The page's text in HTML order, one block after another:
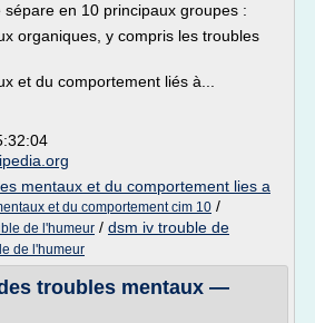
en 10 principaux groupes :
organiques, y compris les troubles
et du comportement liés à...
mentaux et du comportement lies a
et du comportement cim 10 /
de l'humeur / dsm iv trouble de
de l'humeur
troubles mentaux —